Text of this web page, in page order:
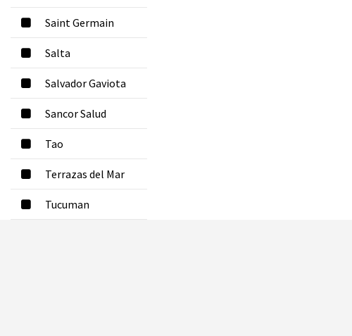
Saint Germain
Salta
Salvador Gaviota
Sancor Salud
Tao
Terrazas del Mar
Tucuman